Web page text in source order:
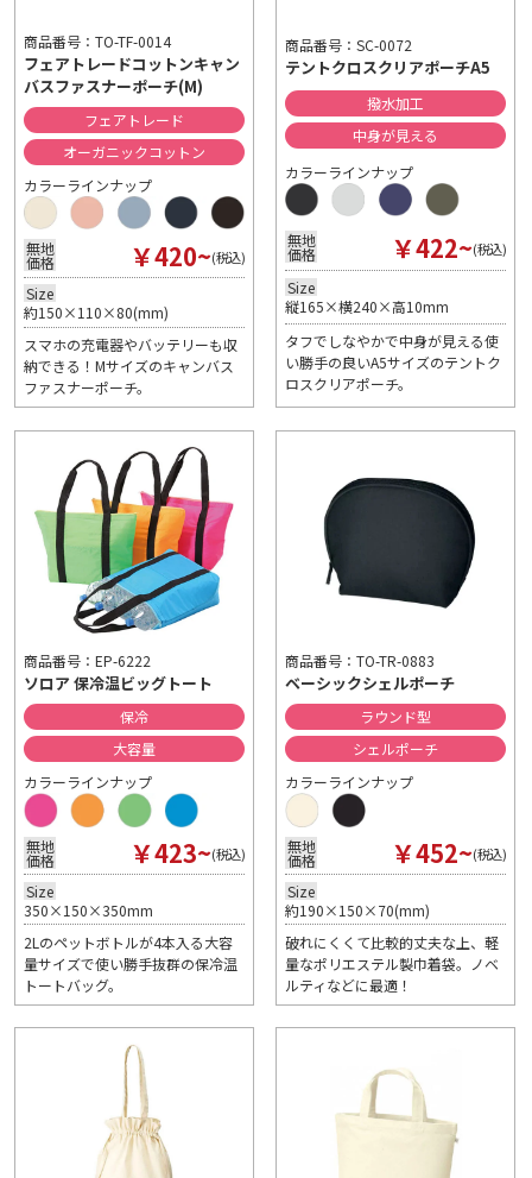
商品番号：TO-TF-0014
フェアトレードコットンキャン
バスファスナーポーチ(M)
フェアトレード
オーガニックコットン
カラーラインナップ
無地
価格 ￥420~(税込)
Size
約150×110×80(mm)
スマホの充電器やバッテリーも収
納できる！Mサイズのキャンバス
ファスナーポーチ。
商品番号：SC-0072
テントクロスクリアポーチA5
撥水加工
中身が見える
カラーラインナップ
無地
価格 ￥422~(税込)
Size
縦165×横240×高10mm
タフでしなやかで中身が見える使
い勝手の良いA5サイズのテントク
ロスクリアポーチ。
商品番号：EP-6222
ソロア 保冷温ビッグトート
保冷
大容量
カラーラインナップ
無地
価格 ￥423~(税込)
Size
350×150×350mm
2Lのペットボトルが4本入る大容
量サイズで使い勝手抜群の保冷温
トートバッグ。
商品番号：TO-TR-0883
ベーシックシェルポーチ
ラウンド型
シェルポーチ
カラーラインナップ
無地
価格 ￥452~(税込)
Size
約190×150×70(mm)
破れにくくて比較的丈夫な上、軽
量なポリエステル製巾着袋。ノベ
ルティなどに最適！